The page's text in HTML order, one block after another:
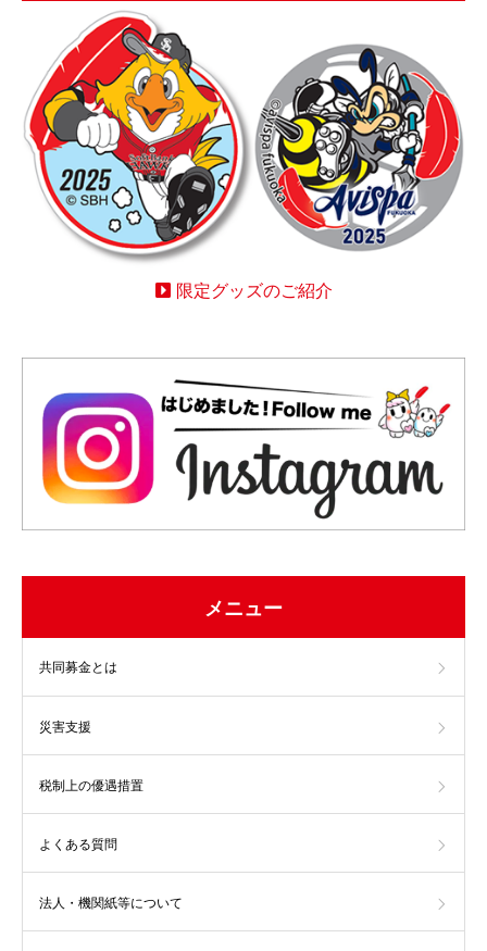
限定グッズのご紹介
メニュー
共同募金とは
災害支援
税制上の優遇措置
よくある質問
法人・機関紙等について